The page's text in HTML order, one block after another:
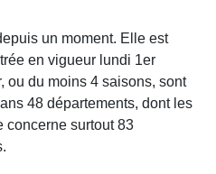
un moment. Elle est
en vigueur lundi 1er
ou du moins 4 saisons, sont
48 départements, dont les
concerne surtout 83